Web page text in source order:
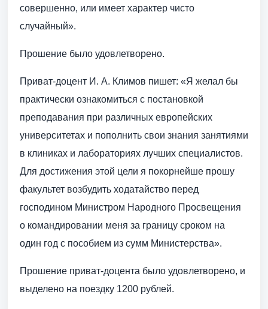
совершенно, или имеет характер чисто
случайный».
Прошение было удовлетворено.
Приват-доцент И. А. Климов пишет: «Я желал бы
практически ознакомиться с постановкой
преподавания при различных европейских
университетах и пополнить свои знания занятиями
в клиниках и лабораториях лучших специалистов.
Для достижения этой цели я покорнейше прошу
факультет возбудить ходатайство перед
господином Министром Народного Просвещения
о командировании меня за границу сроком на
один год с пособием из сумм Министерства».
Прошение приват-доцента было удовлетворено, и
выделено на поездку 1200 рублей.